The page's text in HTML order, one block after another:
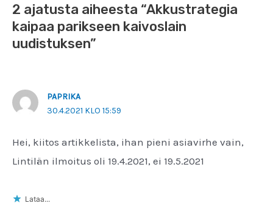
2 ajatusta aiheesta “Akkustrategia
kaipaa parikseen kaivoslain
uudistuksen”
PAPRIKA
30.4.2021 KLO 15:59
Hei, kiitos artikkelista, ihan pieni asiavirhe vain,
Lintilän ilmoitus oli 19.4.2021, ei 19.5.2021
Lataa...